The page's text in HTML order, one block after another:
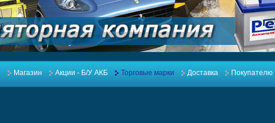
Магазин Акции - Б/У АКБ Торговые марки Доставка Покупателю